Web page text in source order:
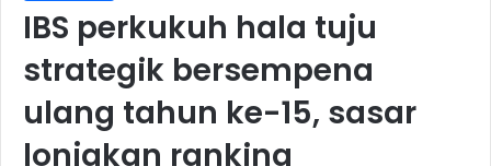
IBS perkukuh hala tuju
strategik bersempena
ulang tahun ke-15, sasar
lonjakan ranking